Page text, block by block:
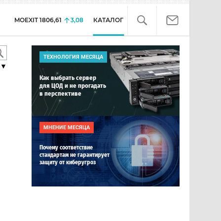
MOEXIT 1806,61 3,08 КАТАЛОГ
ТЕХНОЛОГИЯ МЕСЯЦА
Как выбрать сервер
для ЦОД и не прогадать
в перспективе
МНЕНИЕ МЕСЯЦА
Почему соответствие
стандартам не гарантирует
защиту от киберугроз